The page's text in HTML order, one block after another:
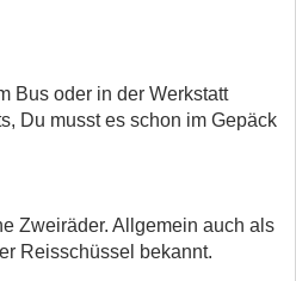
Bus oder in der Werkstatt
Du musst es schon im Gepäck
Zweiräder. Allgemein auch als
Reisschüssel bekannt.